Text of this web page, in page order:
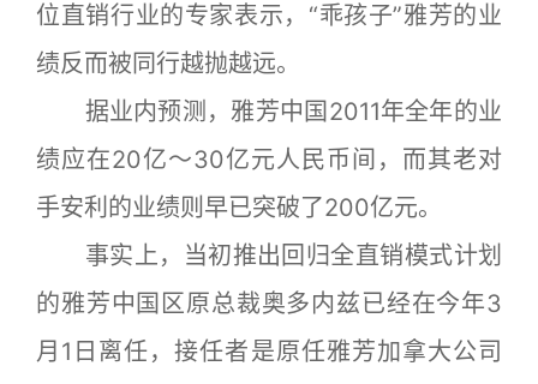
位直销行业的专家表示，“乖孩子”雅芳的业
绩反而被同行越抛越远。
据业内预测，雅芳中国2011年全年的业
绩应在20亿～30亿元人民币间，而其老对
手安利的业绩则早已突破了200亿元。
事实上，当初推出回归全直销模式计划
的雅芳中国区原总裁奥多内兹已经在今年3
月1日离任，接任者是原任雅芳加拿大公司